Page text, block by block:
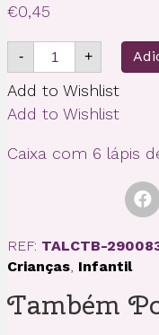
€0,45
-
Quantidade
Caixa
com
6
Cera
+
Add to Wishlist
Add to Wishlist
Caixa com 6 lápis
REF: TALCTB-
Crianças Infantil
Também